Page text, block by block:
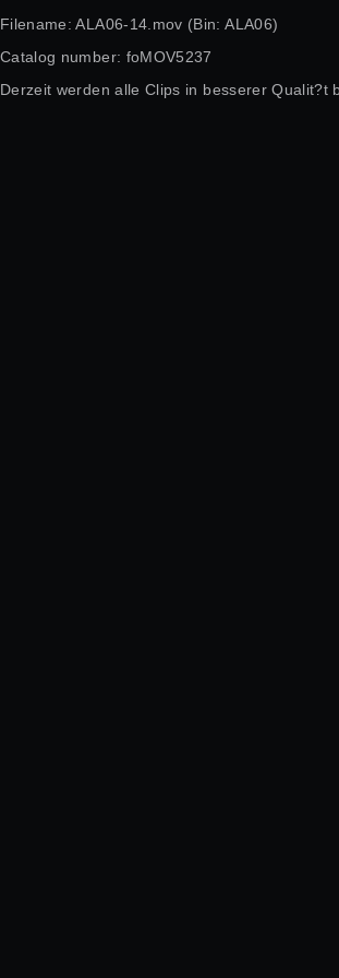
Filename: ALA06-14.mov (Bin: ALA06)
Catalog number: foMOV5237
Derzeit werden alle Clips in besserer Qualit?t